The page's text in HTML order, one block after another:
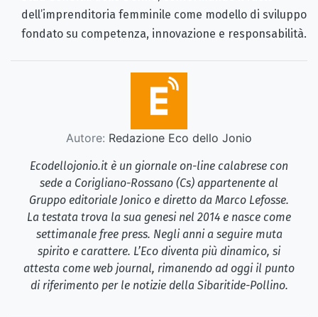
dell’imprenditoria femminile come modello di sviluppo
fondato su competenza, innovazione e responsabilità.
Autore: Redazione Eco dello Jonio
Ecodellojonio.it è un giornale on-line calabrese con
sede a Corigliano-Rossano (Cs) appartenente al
Gruppo editoriale Jonico e diretto da Marco Lefosse.
La testata trova la sua genesi nel 2014 e nasce come
settimanale free press. Negli anni a seguire muta
spirito e carattere. L’Eco diventa più dinamico, si
attesta come web journal, rimanendo ad oggi il punto
di riferimento per le notizie della Sibaritide-Pollino.